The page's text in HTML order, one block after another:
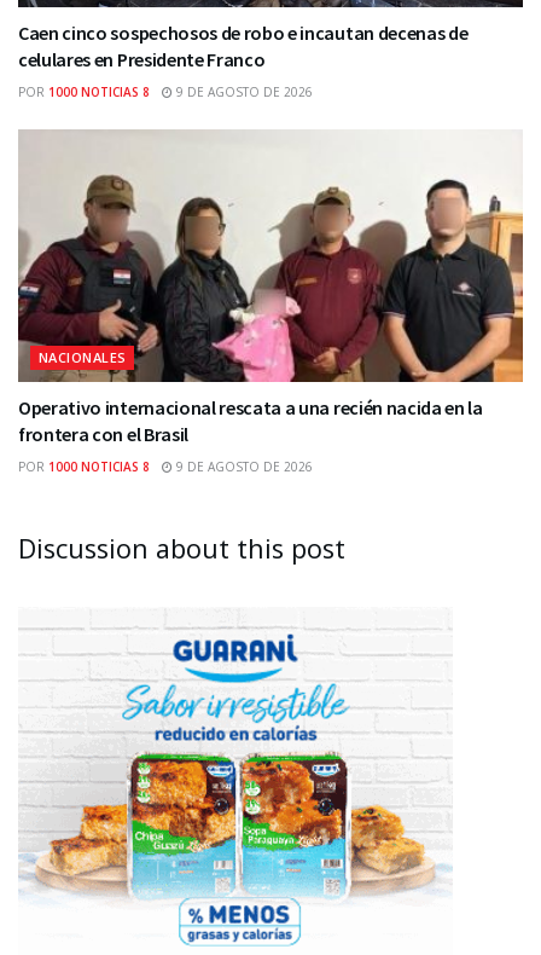
Caen cinco sospechosos de robo e incautan decenas de
celulares en Presidente Franco
POR 1000 NOTICIAS 8 9 DE AGOSTO DE 2026
NACIONALES
Operativo internacional rescata a una recién nacida en la
frontera con el Brasil
POR 1000 NOTICIAS 8 9 DE AGOSTO DE 2026
Discussion about this post